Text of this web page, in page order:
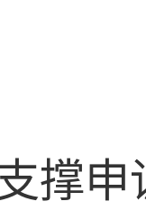
撑申